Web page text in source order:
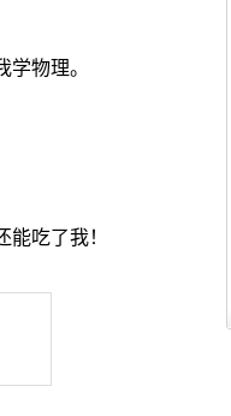
物理。
吃了我！